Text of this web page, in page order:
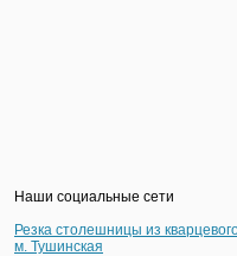
Наши социальные сети
Резка столешницы из
м. Тушинская